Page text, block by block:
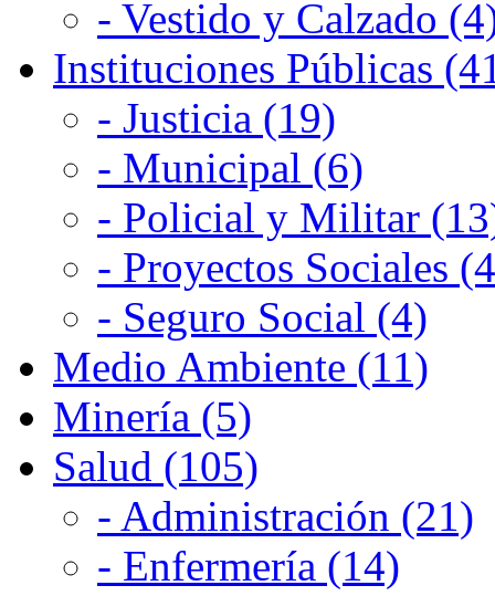
- Vestido y Calzado
Instituciones Públicas
- Justicia (19)
- Municipal (6)
- Policial y Militar
- Proyectos Sociales
- Seguro Social (4)
Medio Ambiente (11)
Minería (5)
Salud (105)
- Administración (21)
- Enfermería (14)